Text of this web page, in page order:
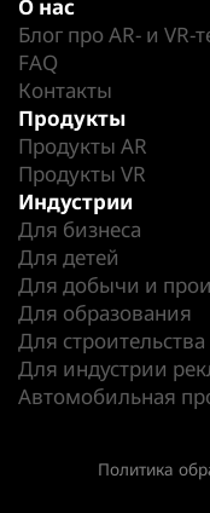
О нас
Блог про AR- и VR-
FAQ
Контакты
Продукты
Продукты AR
Продукты VR
Индустрии
Для бизнеса
Для детей
Для добычи и
Для образования
Для
Для индустрии
Автомобильная
Политика